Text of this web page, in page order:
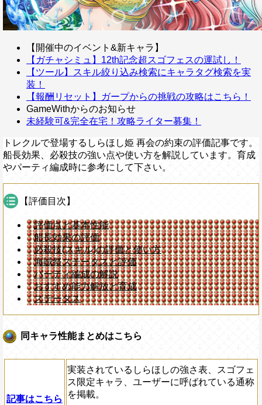
【開催中のイベント&新キャラ】
【ガチャシミュ】12th記念超スゴフェスの運試し！
【ツール】スキル絞り込み検索にキャラタグ検索を実
装！
【報酬リセット】ガープからの挑戦の攻略はこちら！
GameWithからのお知らせ
未経験可&完全在宅！攻略ライター募集！
トレクルで登場するしらほし姫 再会の約束の評価記事です。
船長効果、必殺技の強い点や使い方を解説しています。育成
やパーティ編成時に参考にして下さい。
【評価目次】
評価点と基本性能
船長効果の評価
必殺技(スキル)の評価と使い方
海賊祭ステータスと評価
パーティ編成の解説
おすすめ能力解放と育成
ステータス
同キャラ性能まとめはこちら
記事はこちら
実装されているしらほしの強さ表、スゴフェ
ス限定キャラ、ユーザーに呼ばれている通称
を掲載。